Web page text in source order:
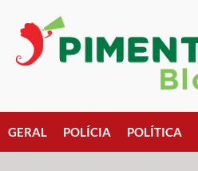
GERAL POLÍCIA POLÍTICA